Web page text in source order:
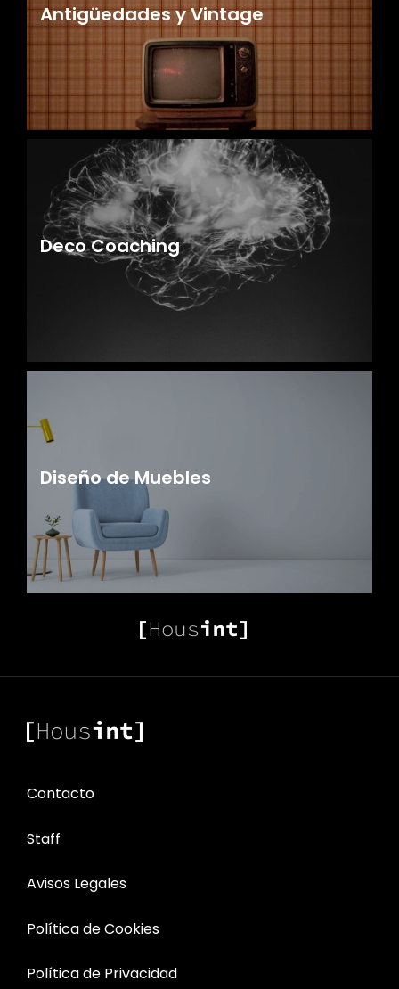
Antigüedades y Vintage
Deco Coaching
Diseño de Muebles
Contacto
Staff
Avisos Legales
Política de Cookies
Política de Privacidad